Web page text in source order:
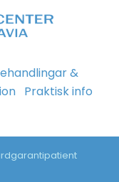
&
Praktisk info